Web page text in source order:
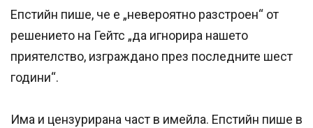
Епстийн пише, че е „невероятно разстроен“ от
решението на Гейтс „да игнорира нашето
приятелство, изграждано през последните шест
години“.
Има и цензурирана част в имейла. Епстийн пише в